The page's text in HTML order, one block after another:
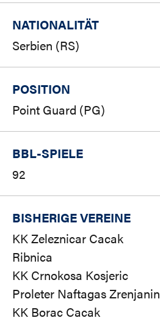
NATIONALITÄT
Serbien (RS)
POSITION
Point Guard (PG)
BBL-SPIELE
92
BISHERIGE VEREINE
KK Zeleznicar Cacak
Ribnica
KK Crnokosa Kosjeric
Proleter Naftagas Zrenjanin
KK Borac Cacak